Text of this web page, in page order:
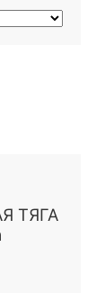
ТЯГА